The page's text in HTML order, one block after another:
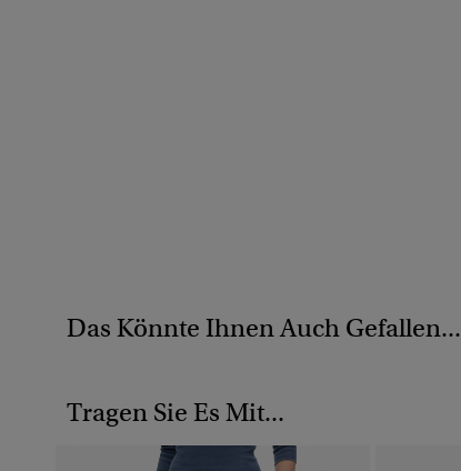
Das Könnte Ihnen Auch Gefallen...
Tragen Sie Es Mit...